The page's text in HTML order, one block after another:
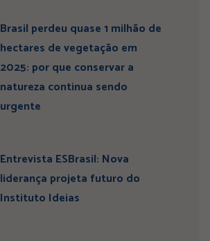
Brasil perdeu quase 1 milhão de
hectares de vegetação em
2025: por que conservar a
natureza continua sendo
urgente
Entrevista ESBrasil: Nova
liderança projeta futuro do
Instituto Ideias